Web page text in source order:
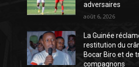
adversaires
août 6, 2026
La Guinée
restitution du
Bocar Biro et de
compagnons